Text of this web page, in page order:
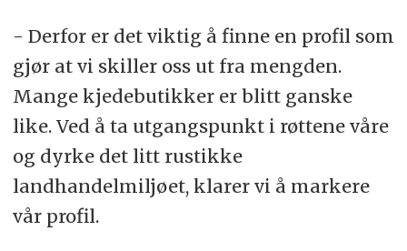
- Derfor er det viktig å finne en profil som
gjør at vi skiller oss ut fra mengden.
Mange kjedebutikker er blitt ganske
like. Ved å ta utgangspunkt i røttene våre
og dyrke det litt rustikke
landhandelmiljøet, klarer vi å markere
vår profil.